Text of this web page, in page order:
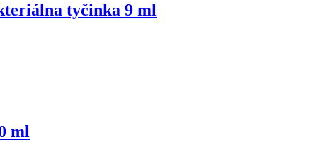
tyčinka 9 ml
ml